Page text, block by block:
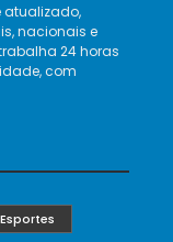
atualizado,
nacionais e
24 horas
com
Esportes